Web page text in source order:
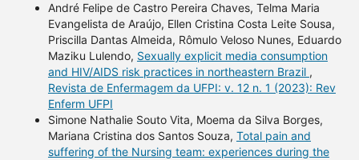
André Felipe de Castro Pereira Chaves, Telma Maria
Evangelista de Araújo, Ellen Cristina Costa Leite Sousa,
Priscilla Dantas Almeida, Rômulo Veloso Nunes, Eduardo
Maziku Lulendo, Sexually explicit media consumption
and HIV/AIDS risk practices in northeastern Brazil ,
Revista de Enfermagem da UFPI: v. 12 n. 1 (2023): Rev
Enferm UFPI
Simone Nathalie Souto Vita, Moema da Silva Borges,
Mariana Cristina dos Santos Souza, Total pain and
suffering of the Nursing team: experiences during the